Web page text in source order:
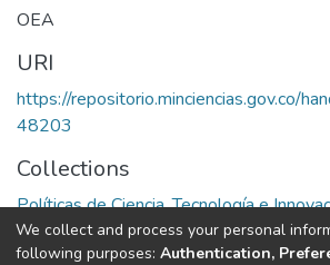
OEA
URI
https://repositorio.minciencias.gov.co/
48203
Collections
Políticas de Ciencia, Tecnología e
Full item page
We collect and process your personal
following purposes: Authentication,